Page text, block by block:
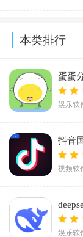
本类排行
蛋蛋
娱乐软
抖音
视频软
娱乐软